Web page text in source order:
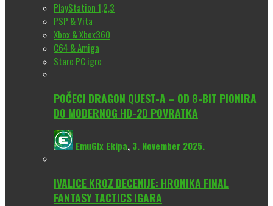
PlayStation 1,2,3
PSP & Vita
Xbox & Xbox360
C64 & Amiga
Stare PC igre
POČECI DRAGON QUEST-A – OD 8-BIT PIONIRA
DO MODERNOG HD-2D POVRATKA
EmuGlx Ekipa, 3. November 2025.
IVALICE KROZ DECENIJE: HRONIKA FINAL
FANTASY TACTICS IGARA